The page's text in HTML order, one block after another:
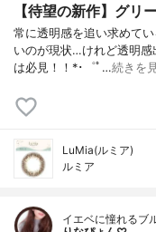
【待望の新作】グリ
常に透明感を追い求めて
いのが現状…⁡⁡けれど透明
は必見！！⁡⁡⁡*･゜ﾟ…続きを
LuMia(ルミア)
ルミア
イエベに憧れるブ